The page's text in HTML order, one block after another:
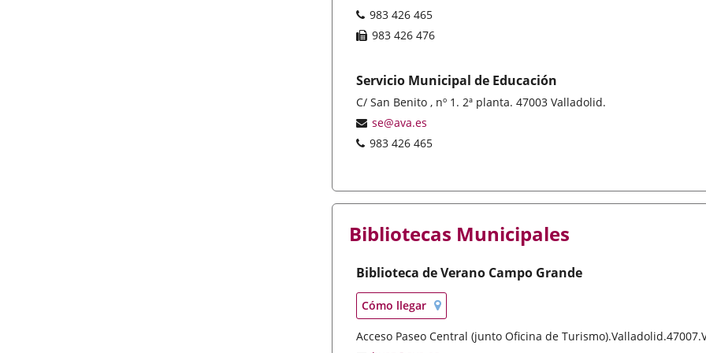
de
electrónico
Teléfonos
983 426 465
Fax
983 426 476
Servicio Municipal de Educación
Dirección
postal
C/ San Benito , nº 1. 2ª planta. 47003 Valladolid.
Dirección
de
se@ava.es
Teléfonos
983 426 465
Bibliotecas Municipales
Biblioteca de Verano Campo Grande
Localización
en
mapa
Cómo llegar Enlace
a
una
Dirección
Acceso Paseo Central (junto Oficina de Turismo).Valladolid.47007.